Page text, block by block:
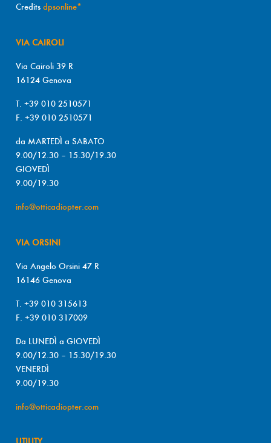
Credits dpsonline*
VIA CAIROLI
Via Cairoli 39 R
16124 Genova
T. +39 010 2510571
F. +39 010 2510571
da MARTEDÌ a SABATO
9.00/12.30 – 15.30/19.30
GIOVEDÌ
9.00/19.30
info@otticadiopter.com
VIA ORSINI
Via Angelo Orsini 47 R
16146 Genova
T. +39 010 315613
F. +39 010 317009
Da LUNEDÌ a GIOVEDÌ
9.00/12.30 – 15.30/19.30
VENERDÌ
9.00/19.30
info@otticadiopter.com